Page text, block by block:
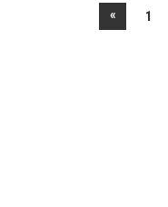
« 1